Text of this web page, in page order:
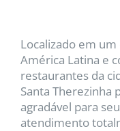
Localizado em
América Latina e
restaurantes da
Santa Therezinha
agradável para
atendimento